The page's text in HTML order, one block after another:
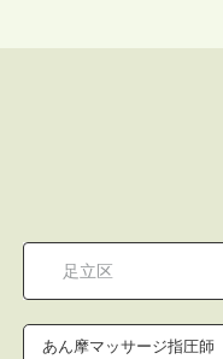
あん摩マッサージ指圧師